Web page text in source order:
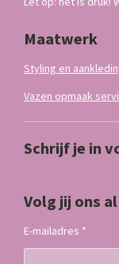
Maatwerk
Styling en
Vazen opmaak
Schrijf je in
Volg jij ons
E-mailadres *